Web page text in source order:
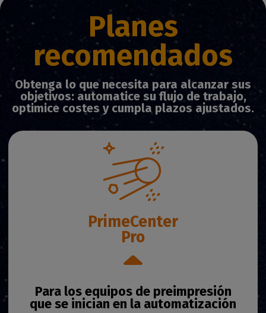
Planes
recomendados
Obtenga lo que necesita para alcanzar sus
objetivos: automatice su flujo de trabajo,
optimice costes y cumpla plazos ajustados.
PrimeCenter
Pro
Para los equipos de preimpresión
que se inician en la automatización